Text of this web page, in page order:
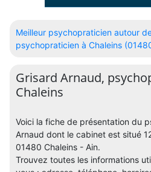
Meilleur psychopraticien autour
psychopraticien à Chaleins
Grisard Arnaud,
Chaleins
Voici la fiche de présentation du
Arnaud dont le cabinet est situé
01480 Chaleins - Ain.
Trouvez toutes les informations